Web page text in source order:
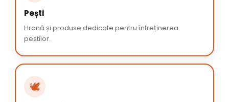
Pești
Hrană și produse dedicate pentru întreținerea
peștilor.
🕊️